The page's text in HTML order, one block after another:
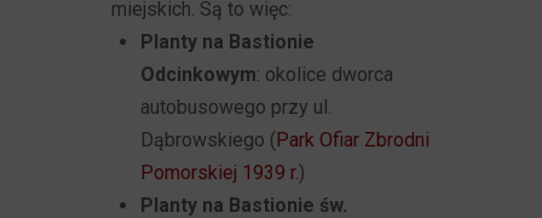
miejskich. Są to więc:
Planty na Bastionie
Odcinkowym: okolice dworca
autobusowego przy ul.
Dąbrowskiego (Park Ofiar Zbrodni
Pomorskiej 1939 r.)
Planty na Bastionie św.